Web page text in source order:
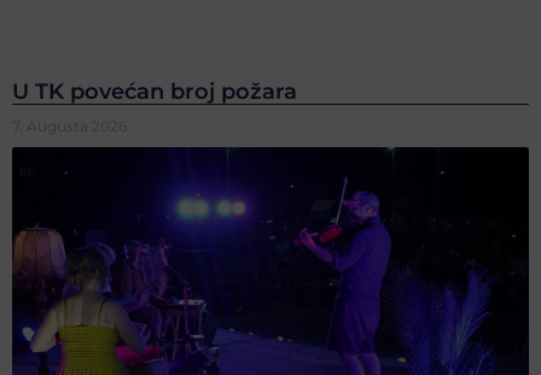
U TK povećan broj požara
7. Augusta 2026.